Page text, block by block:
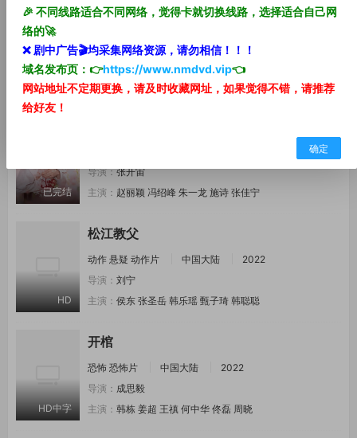
全集
法医秦明之无声的证词
剧情 犯罪 国产 国产剧 中国大陆
导演：陈冠龙
彭柯
主演：张雨剑 周雨彤 袁昊 肖燃 王余阳
已完结
导演：张开宙
主演： 赵丽颖 冯绍峰 朱一龙 施诗 张佳宁
HD
松江教父
动作 悬疑 动作片 中国大陆
2022
导演： 刘宁
主演： 侯东 张圣岳 韩乐瑶 甄子琦 韩聪聪
HD中字
开棺
恐怖 恐怖片 中国大陆
2022
导演： 成思毅
主演： 韩栋 姜超 王禛 何中华 佟磊 周晓
🎉 不同线路适合不同网络，觉得卡就切换线路，选择适合自己网
络的🚀
❌ 剧中广告🎬均采集网络资源， 请勿相信！！！
域名发布页：👉https://www.nmdvd.vip👈
网站地址不定期更换，请及时收藏网址，如果觉得不错，请推荐
给好友！
确定